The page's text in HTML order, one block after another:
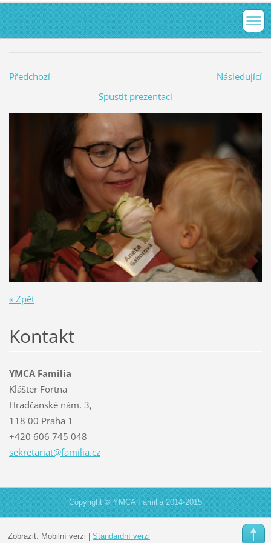
Předchozí
Následující
Spustit prezentaci
« Zpět
Kontakt
YMCA Familia
Klášter Fortna
Hradčanské nám. 3,
118 00 Praha 1
+420 606 745 048
sekretariat@familia.cz
Copyright © YMCA Familia 2014-2015
Zobrazit: Mobilní verzi | Standardní verzi